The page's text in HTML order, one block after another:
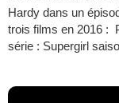
Hardy dans un
trois films en 2016 :
série : Supergirl